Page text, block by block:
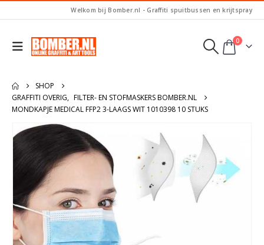
Welkom bij Bomber.nl - Graffiti spuitbussen en krijtspray
0
SHOP
GRAFFITI OVERIG, FILTER- EN STOFMASKERS BOMBER.NL
MONDKAPJE MEDICAL FFP2 3-LAAGS WIT 1010398 10 STUKS